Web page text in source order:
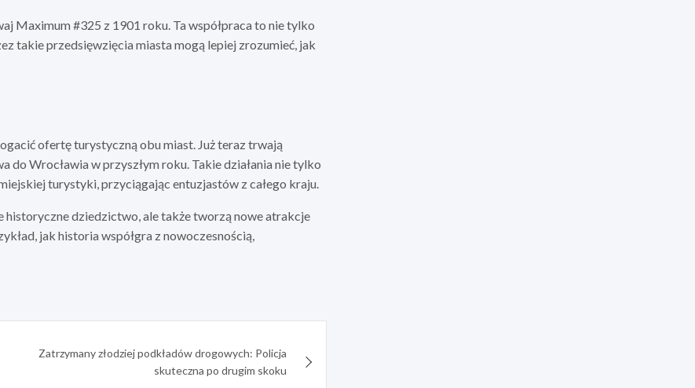
Maximum #325 z 1901 roku. Ta współpraca to nie tylko
takie przedsięwzięcia miasta mogą lepiej zrozumieć, jak
ofertę turystyczną obu miast. Już teraz trwają
Wrocławia w przyszłym roku. Takie działania nie tylko
turystyki, przyciągając entuzjastów z całego kraju.
historyczne dziedzictwo, ale także tworzą nowe atrakcje
jak historia współgra z nowoczesnością,
Zatrzymany złodziej podkładów drogowych: Policja
skuteczna po drugim skoku